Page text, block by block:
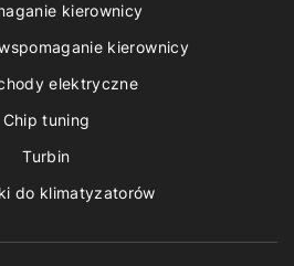
kierownicy
kierownicy
elektryczne
Chip tuning
Turbin
do klimatyzatorów